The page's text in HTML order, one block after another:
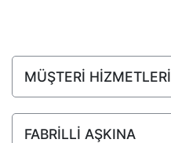
MÜŞTERİ HİZMETLERİ
FABRİLLİ AŞKINA